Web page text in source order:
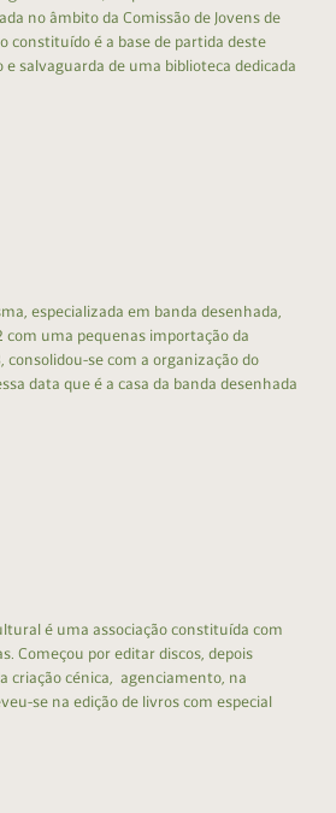
no âmbito da Comissão de Jovens de
constituído é a base de partida deste
e salvaguarda de uma biblioteca dedicada
especializada em banda desenhada,
com uma pequenas importação da
consolidou-se com a organização do
data que é a casa da banda desenhada
é uma associação constituída com
Começou por editar discos, depois
criação cénica, agenciamento, na
se na edição de livros com especial